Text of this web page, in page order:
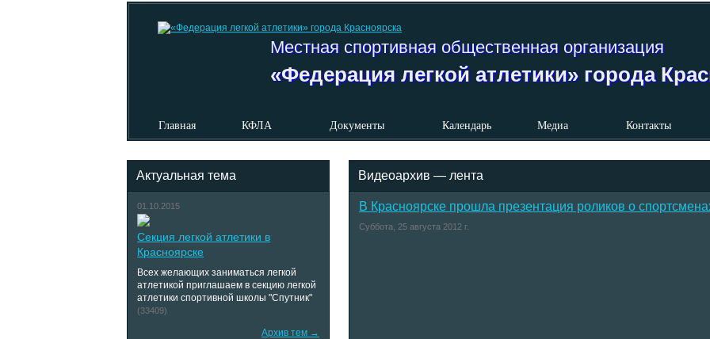
Местная спортивная общественная организация
«Федерация легкой атлетики» города
Главная КФЛА Документы Календарь Медиа Контакты
Актуальная тема
01.10.2015
Секция легкой атлетики в
Красноярске
Всех желающих заниматься легкой
атлетикой приглашаем в секцию легкой
атлетики спортивной школы "Спутник"
(33409)
Архив тем →
Видеоархив — лента
В Красноярске прошла презентация роликов о
Суббота, 25 августа 2012 г.